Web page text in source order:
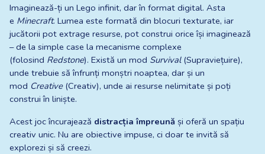
Imaginează-ți un Lego infinit, dar în format digital. Asta
e Minecraft. Lumea este formată din blocuri texturate, iar
jucătorii pot extrage resurse, pot construi orice își imaginează
– de la simple case la mecanisme complexe
(folosind Redstone). Există un mod Survival (Supraviețuire),
unde trebuie să înfrunți monștri noaptea, dar și un
mod Creative (Creativ), unde ai resurse nelimitate și poți
construi în liniște.
Acest joc încurajează distracția împreună și oferă un spațiu
creativ unic. Nu are obiective impuse, ci doar te invită să
explorezi și să creezi.